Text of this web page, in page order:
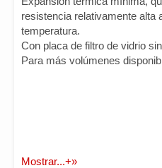
resistencia relativamente alta
temperatura.
Con placa de filtro de vidrio
Para más volúmenes
Mostrar...+»